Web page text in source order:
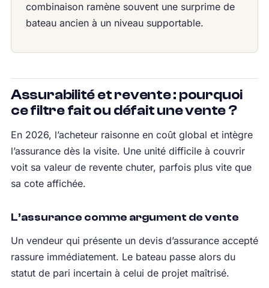
combinaison ramène souvent une surprime de
bateau ancien à un niveau supportable.
Assurabilité et revente : pourquoi
ce filtre fait ou défait une vente ?
En 2026, l’acheteur raisonne en coût global et intègre
l’assurance dès la visite. Une unité difficile à couvrir
voit sa valeur de revente chuter, parfois plus vite que
sa cote affichée.
L’assurance comme argument de vente
Un vendeur qui présente un devis d’assurance accepté
rassure immédiatement. Le bateau passe alors du
statut de pari incertain à celui de projet maîtrisé.